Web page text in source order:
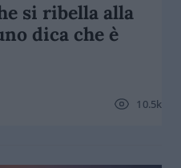
si ribella alla
dica che è
10.5k